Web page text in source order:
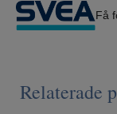
Få
Relaterade